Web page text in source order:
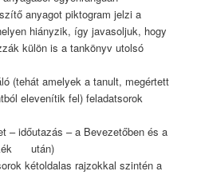
anyagot piktogram jelzi a
hiányzik, így javasoljuk, hogy
külön is a tankönyv utolsó
(tehát amelyek a tanult, megértett
elevenítik fel) feladatsorok
– időutazás – a Bevezetőben és a
után)
kétoldalas rajzokkal szintén a